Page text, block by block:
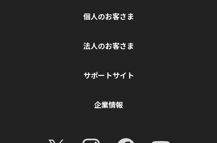
個人のお客さま
法人のお客さま
サポートサイト
企業情報